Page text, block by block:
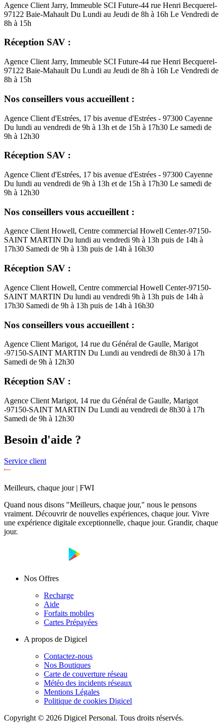
Agence Client Jarry, Immeuble SCI Future-44 rue Henri Becquerel-
97122 Baie-Mahault Du Lundi au Jeudi de 8h à 16h Le Vendredi de
8h à 15h
Réception SAV :
Agence Client Jarry, Immeuble SCI Future-44 rue Henri Becquerel-
97122 Baie-Mahault Du Lundi au Jeudi de 8h à 16h Le Vendredi de
8h à 15h
Nos conseillers vous accueillent :
Agence Client d'Estrées, 17 bis avenue d'Estrées - 97300 Cayenne
Du lundi au vendredi de 9h à 13h et de 15h à 17h30 Le samedi de
9h à 12h30
Réception SAV :
Agence Client d'Estrées, 17 bis avenue d'Estrées - 97300 Cayenne
Du lundi au vendredi de 9h à 13h et de 15h à 17h30 Le samedi de
9h à 12h30
Nos conseillers vous accueillent :
Agence Client Howell, Centre commercial Howell Center-97150-
SAINT MARTIN Du lundi au vendredi 9h à 13h puis de 14h à
17h30 Samedi de 9h à 13h puis de 14h à 16h30
Réception SAV :
Agence Client Howell, Centre commercial Howell Center-97150-
SAINT MARTIN Du lundi au vendredi 9h à 13h puis de 14h à
17h30 Samedi de 9h à 13h puis de 14h à 16h30
Nos conseillers vous accueillent :
Agence Client Marigot, 14 rue du Général de Gaulle, Marigot
-97150-SAINT MARTIN Du Lundi au vendredi de 8h30 à 17h
Samedi de 9h à 12h30
Réception SAV :
Agence Client Marigot, 14 rue du Général de Gaulle, Marigot
-97150-SAINT MARTIN Du Lundi au vendredi de 8h30 à 17h
Samedi de 9h à 12h30
Besoin d'aide ?
Service client
Meilleurs, chaque jour | FWI
Quand nous disons "Meilleurs, chaque jour," nous le pensons
vraiment. Découvrir de nouvelles expériences, chaque jour. Vivre
une expérience digitale exceptionnelle, chaque jour. Grandir, chaque
jour.
Nos Offres
Recharge
Aide
Forfaits mobiles
Cartes Prépayées
A propos de Digicel
Contactez-nous
Nos Boutiques
Carte de couverture réseau
Météo des incidents réseaux
Mentions Légales
Politique de cookies Digicel
Copyright © 2026 Digicel Personal. Tous droits réservés.